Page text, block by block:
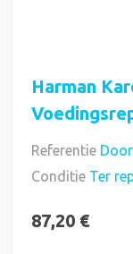
Harman
Referentie
Conditie Ter
87,20 €